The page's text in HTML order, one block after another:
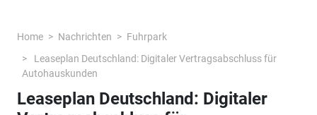
Home Nachrichten
Fuhrpark
Leaseplan Deutschland: Digitaler Vertragsabschluss für
Autohauskunden
Leaseplan Deutschland: Digitaler